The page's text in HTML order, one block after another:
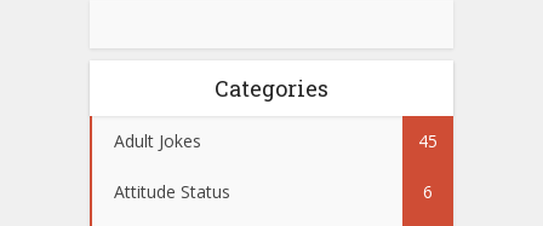
Categories
Adult Jokes 45
Attitude Status 6